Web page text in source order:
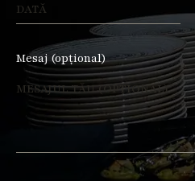
Mesaj (opțional)